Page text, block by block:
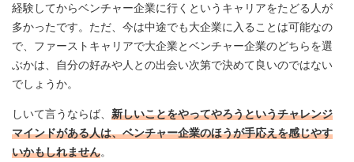
経験してからベンチャー企業に行くというキャリアをたどる人が
多かったです。ただ、今は中途でも大企業に入ることは可能なの
で、ファーストキャリアで大企業とベンチャー企業のどちらを選
ぶかは、自分の好みや人との出会い次第で決めて良いのではない
でしょうか。
しいて言うならば、 新しいことをやってやろうというチャレンジ
マインドがある人は、ベンチャー企業のほうが手応えを感じやす
いかもしれません。